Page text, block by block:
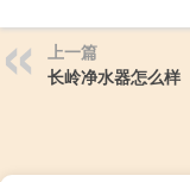
上一篇
长岭净水器怎么样